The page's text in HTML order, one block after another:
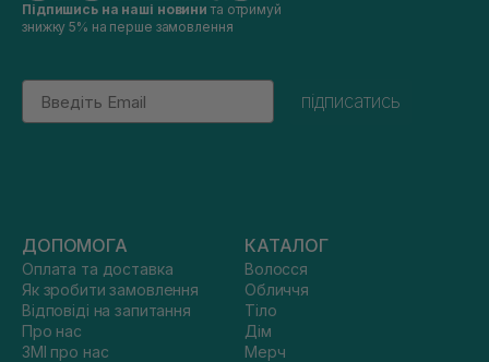
Підпишись на наші новини та отримуй
знижку 5% на перше замовлення
Email
підписатись
ДОПОМОГА
Оплата та доставка
Як зробити замовлення
Відповіді на запитання
Про нас
ЗМІ про нас
КАТАЛОГ
Волосся
Обличчя
Тіло
Дім
Мерч